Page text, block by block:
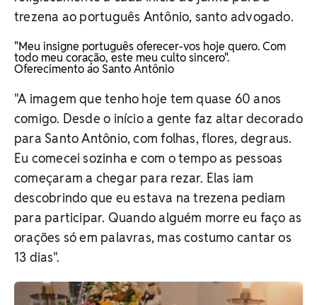
trezena ao português Antônio, santo advogado.
"Meu insigne português oferecer-vos hoje quero. Com
todo meu coração, este meu culto sincero".
Oferecimento ao Santo Antônio
"A imagem que tenho hoje tem quase 60 anos
comigo. Desde o início a gente faz altar decorado
para Santo Antônio, com folhas, flores, degraus.
Eu comecei sozinha e com o tempo as pessoas
começaram a chegar para rezar. Elas iam
descobrindo que eu estava na trezena pediam
para participar. Quando alguém morre eu faço as
orações só em palavras, mas costumo cantar os
13 dias".